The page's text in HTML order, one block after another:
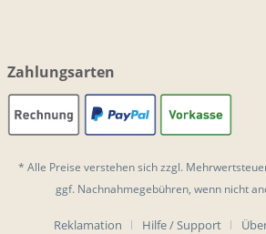
Zahlungsarten
* Alle Preise verstehen sich zzgl.
ggf. Nachnahmegebühren, wenn nicht
Reklamation Hilfe / Support